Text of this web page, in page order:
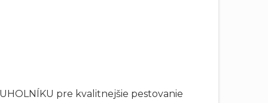
pre kvalitnejšie pestovanie